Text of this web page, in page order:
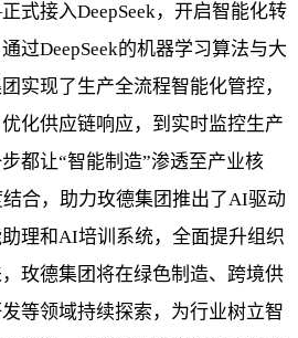
式接入DeepSeek，开启智能化转
过DeepSeek的机器学习算法与大
实现了生产全流程智能化管控，
化供应链响应，到实时监控生产
都让“智能制造”渗透至产业核
结合，助力玫德集团推出了AI驱动
理和AI培训系统，全面提升组织
玫德集团将在绿色制造、跨境供
等领域持续探索，为行业树立智